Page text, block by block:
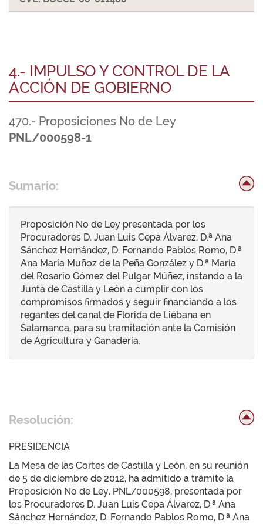
4.- IMPULSO Y CONTROL DE LA
ACCIÓN DE GOBIERNO
470.- Proposiciones No de Ley
PNL/000598-1
Sumario:
Proposición No de Ley presentada por los
Procuradores D. Juan Luis Cepa Álvarez, D.ª Ana
Sánchez Hernández, D. Fernando Pablos Romo, D.ª
Ana María Muñoz de la Peña González y D.ª María
del Rosario Gómez del Pulgar Múñez, instando a la
Junta de Castilla y León a cumplir con los
compromisos firmados y seguir financiando a los
regantes del canal de Florida de Liébana en
Salamanca, para su tramitación ante la Comisión
de Agricultura y Ganadería.
Resolución:
PRESIDENCIA
La Mesa de las Cortes de Castilla y León, en su reunión
de 5 de diciembre de 2012, ha admitido a trámite la
Proposición No de Ley, PNL/000598, presentada por
los Procuradores D. Juan Luis Cepa Álvarez, D.ª Ana
Sánchez Hernández, D. Fernando Pablos Romo, D.ª Ana